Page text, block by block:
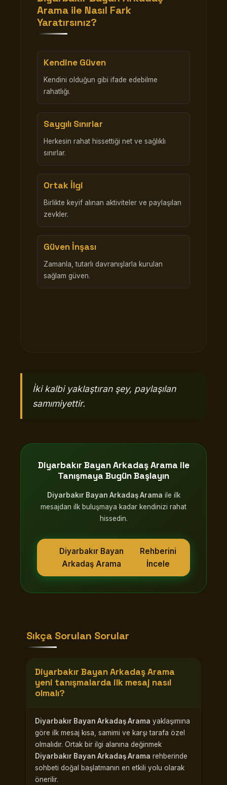
Arama ile Nasıl Fark
Yaratırsınız?
Kendine Güven
Kendini olduğun gibi ifade edebilme
rahatlığı.
Saygılı Sınırlar
Herkesin rahat hissettiği net ve sağlıklı
sınırlar.
Ortak İlgi
Birlikte keyif alınan aktiviteler ve paylaşılan
zevkler.
Güven İnşası
Zamanla, tutarlı davranışlarla kurulan
sağlam güven.
İki kalbi yaklaştıran şey, paylaşılan
samımiyettir.
Diyarbakır Bayan Arkadaş Arama ile
Tanışmaya Bugün Başlayın
Diyarbakır Bayan Arkadaş Arama ile ilk
mesajdan ilk buluşmaya kadar kendinizi rahat
hissedin.
Diyarbakır Bayan
Arkadaş Arama
Rehberini
İncele
Sıkça Sorulan Sorular
Diyarbakır Bayan Arkadaş Arama
yeni tanışmalarda ilk mesaj nasıl
olmalı?
Diyarbakır Bayan Arkadaş Arama yaklaşımına
göre ilk mesaj kısa, samimi ve karşı tarafa özel
olmalıdır. Ortak bir ilgi alanına değinmek
Diyarbakır Bayan Arkadaş Arama rehberinde
sohbeti doğal başlatmanın en etkili yolu olarak
önerilir.